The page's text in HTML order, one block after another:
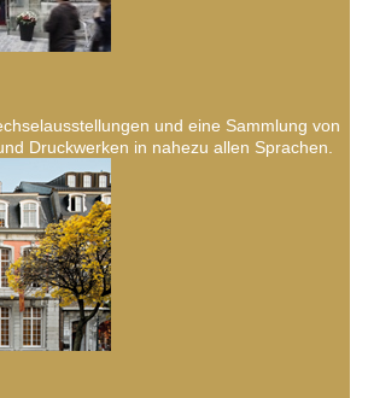
und eine Sammlung von
Druckwerken in nahezu allen Sprachen.